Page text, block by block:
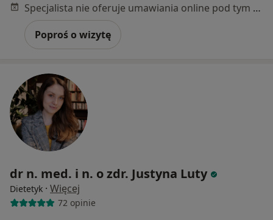
Specjalista nie oferuje umawiania online pod tym adresem.
Poproś o wizytę
dr n. med. i n. o zdr. Justyna Luty
Dietetyk · Więcej
72 opinie